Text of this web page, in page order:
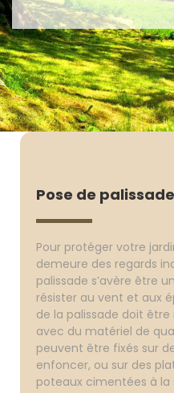
Pose de
Pour protéger votre
demeure des regards
palissade s’avère être
résister au vent et aux
de la palissade doit
avec du matériel de
peuvent être fixés sur
enfoncer, ou sur des
poteaux cimentées à